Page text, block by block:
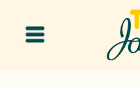
Panneau de gestion des